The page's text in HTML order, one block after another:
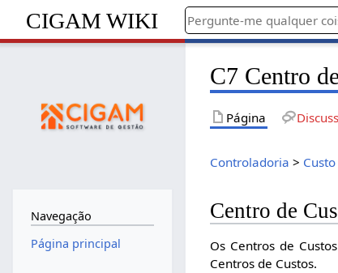
CIGAM WIKI
C7 Centro
Página
Controladoria >
Centro de
Os Centros de
Centros de Custos.
Navegação
Página principal